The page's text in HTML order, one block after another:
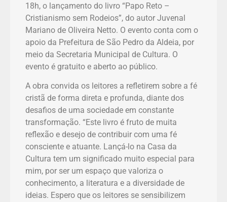
18h, o lançamento do livro “Papo Reto –
Cristianismo sem Rodeios”, do autor Juvenal
Mariano de Oliveira Netto. O evento conta com o
apoio da Prefeitura de São Pedro da Aldeia, por
meio da Secretaria Municipal de Cultura. O
evento é gratuito e aberto ao público.
A obra convida os leitores a refletirem sobre a fé
cristã de forma direta e profunda, diante dos
desafios de uma sociedade em constante
transformação. “Este livro é fruto de muita
reflexão e desejo de contribuir com uma fé
consciente e atuante. Lançá-lo na Casa da
Cultura tem um significado muito especial para
mim, por ser um espaço que valoriza o
conhecimento, a literatura e a diversidade de
ideias. Espero que os leitores se sensibilizem